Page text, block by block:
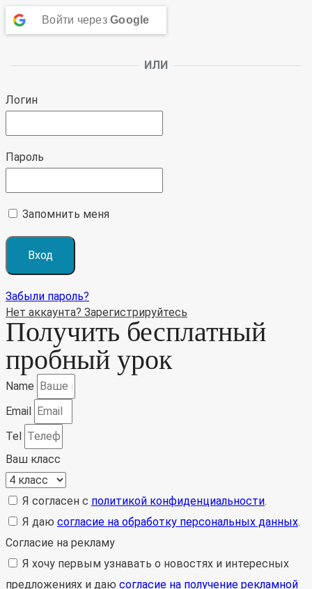
Войти через Google
ИЛИ
Логин
Пароль
Запомнить меня
Забыли пароль?
Нет аккаунта? Зарегистрируйтесь
Получить бесплатный
пробный урок
Name
Email
Tel
Ваш класс
Я согласен с политикой конфиденциальности.
Я даю согласие на обработку персональных данных.
Согласие на рекламу
Я хочу первым узнавать о новостях и интересных
предложениях и даю согласие на получение рекламной